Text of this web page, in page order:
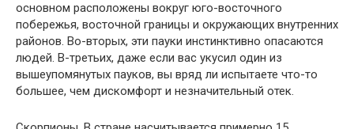
основном расположены вокруг юго-восточного
побережья, восточной границы и окружающих внутренних
районов. Во-вторых, эти пауки инстинктивно опасаются
людей. В-третьих, даже если вас укусил один из
вышеупомянутых пауков, вы вряд ли испытаете что-то
большее, чем дискомфорт и незначительный отек.